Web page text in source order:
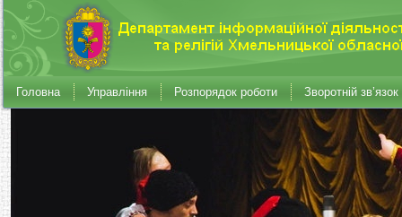
Головна Управління Розпорядок роботи Зворотній зв’язок